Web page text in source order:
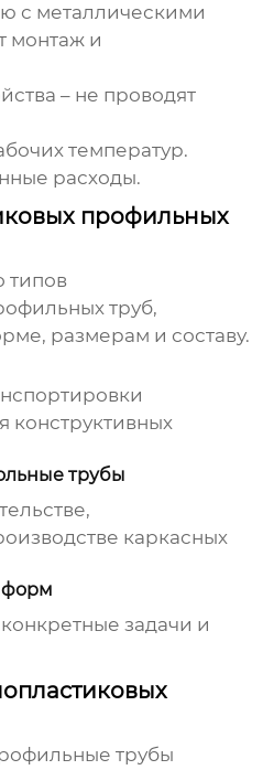
с металлическими
монтаж и
– не проводят
температур.
расходы.
профильных
типов
труб,
размерам и составу.
конструктивных
трубы
каркасных
форм
задачи и
трубы